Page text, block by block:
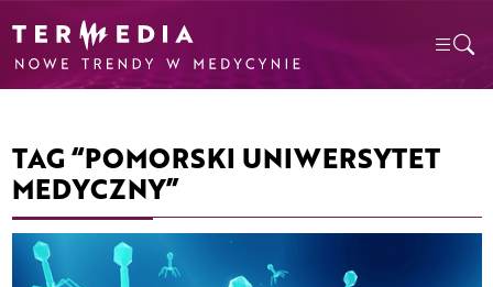
TAG “POMORSKI UNIWERSYTET
MEDYCZNY”